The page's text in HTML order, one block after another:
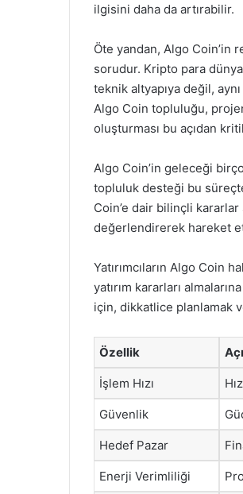
ilgisini daha da artırabilir.
Öte yandan, Algo Coin’in
sorudur. Kripto para
teknik altyapıya değil,
Algo Coin topluluğu,
oluşturması bu açıdan
Algo Coin’in geleceği
topluluk desteği bu
Coin’e dair bilinçli
değerlendirerek hareket
Yatırımcıların Algo Coin
yatırım kararları
için, dikkatlice planlamak
Özellik
İşlem Hızı
Güvenlik
Hedef Pazar
Enerji Verimliliği